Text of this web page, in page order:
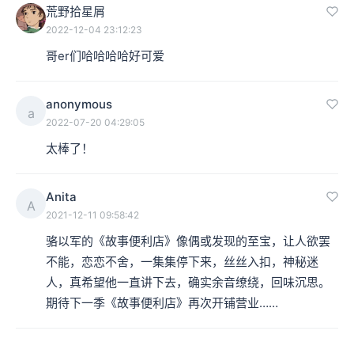
荒野拾星屑
2022-12-04 23:12:23
哥er们哈哈哈哈好可爱
a
anonymous
2022-07-20 04:29:05
太棒了！
A
Anita
2021-12-11 09:58:42
骆以军的《故事便利店》像偶或发现的至宝，让人欲罢
不能，恋恋不舍，一集集停下来，丝丝入扣，神秘迷
人，真希望他一直讲下去，确实余音缭绕，回味沉思。
期待下一季《故事便利店》再次开铺营业……